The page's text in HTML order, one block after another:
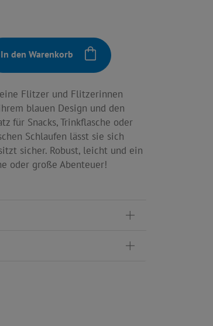
In den Warenkorb
Flitzer und Flitzerinnen
blauen Design und den
für Snacks, Trinkflasche oder
Schlaufen lässt sie sich
sicher. Robust, leicht und ein
oder große Abenteuer!